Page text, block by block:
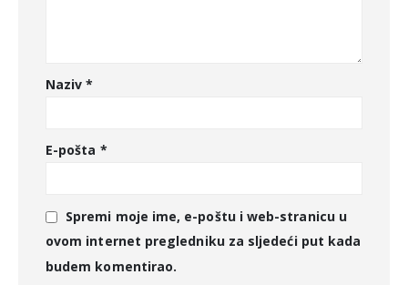
Naziv*
E-pošta *
Spremi moje ime, e-poštu i web-stranicu u
ovom internet pregledniku za sljedeći put kada
budem komentirao.